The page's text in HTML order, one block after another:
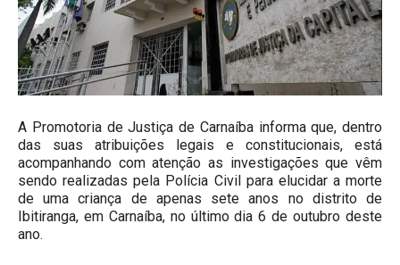
A Promotoria de Justiça de Carnaíba informa que, dentro
das suas atribuições legais e constitucionais, está
acompanhando com atenção as investigações que vêm
sendo realizadas pela Polícia Civil para elucidar a morte
de uma criança de apenas sete anos no distrito de
Ibitiranga, em Carnaíba, no último dia 6 de outubro deste
ano.